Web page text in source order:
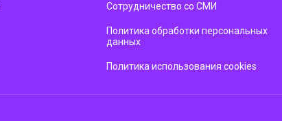
Сотрудничество со СМИ
Политика обработки персональных
данных
Политика использования cookies